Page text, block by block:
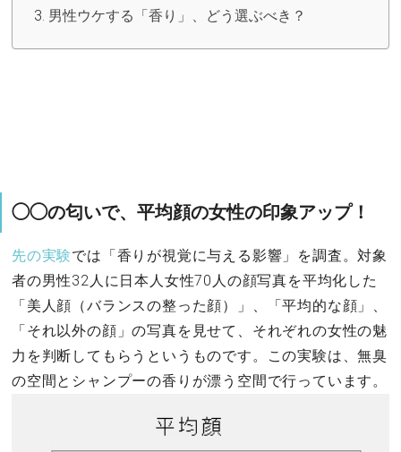
男性ウケする「香り」、どう選ぶべき？
◯◯の匂いで、平均顔の女性の印象アップ！
先の実験では「香りが視覚に与える影響」を調査。対象
者の男性32人に日本人女性70人の顔写真を平均化した
「美人顔（バランスの整った顔）」、「平均的な顔」、
「それ以外の顔」の写真を見せて、それぞれの女性の魅
力を判断してもらうというものです。この実験は、無臭
の空間とシャンプーの香りが漂う空間で行っています。